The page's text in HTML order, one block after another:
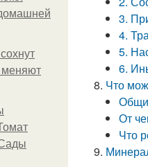
меняют
3.
4.
5.
6.
Что
От
Что